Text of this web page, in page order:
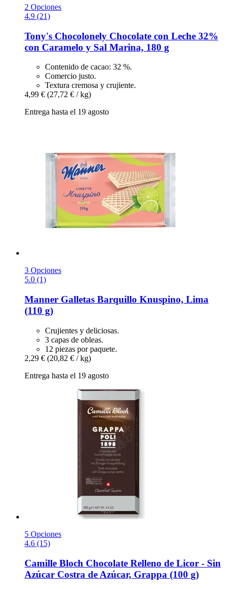
2 Opciones
4.9 (21)
Tony's Chocolonely Chocolate con Leche 32%
con Caramelo y Sal Marina, 180 g
Contenido de cacao: 32 %.
Comercio justo.
Textura cremosa y crujiente.
4,99 € (27,72 € / kg)
Entrega hasta el 19 agosto
3 Opciones
5.0 (1)
Manner Galletas Barquillo Knuspino, Lima
(110 g)
Crujientes y deliciosas.
3 capas de obleas.
12 piezas por paquete.
2,29 € (20,82 € / kg)
Entrega hasta el 19 agosto
5 Opciones
4.6 (15)
Camille Bloch Chocolate Relleno de Licor -​ Sin
Azúcar Costra de Azúcar, Grappa (100 g)